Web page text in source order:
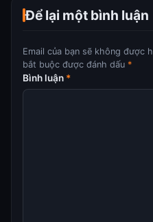
Để lại một bình luận
Email của bạn sẽ không được
bắt buộc được đánh dấu *
Bình luận *